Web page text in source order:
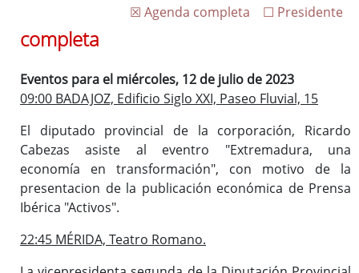
☐ Presidente
☒ Agenda completa
completa
Eventos para el miércoles, 12 de julio de 2023
09:00 BADAJOZ, Edificio Siglo XXI, Paseo Fluvial, 15
El diputado provincial de la corporación, Ricardo
Cabezas asiste al eventro "Extremadura, una
economía en transformación", con motivo de la
presentacion de la publicación económica de Prensa
Ibérica "Activos".
22:45 MÉRIDA, Teatro Romano.